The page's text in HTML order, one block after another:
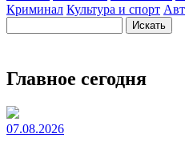
Криминал Культура и спорт
Главное сегодня
07.08.2026